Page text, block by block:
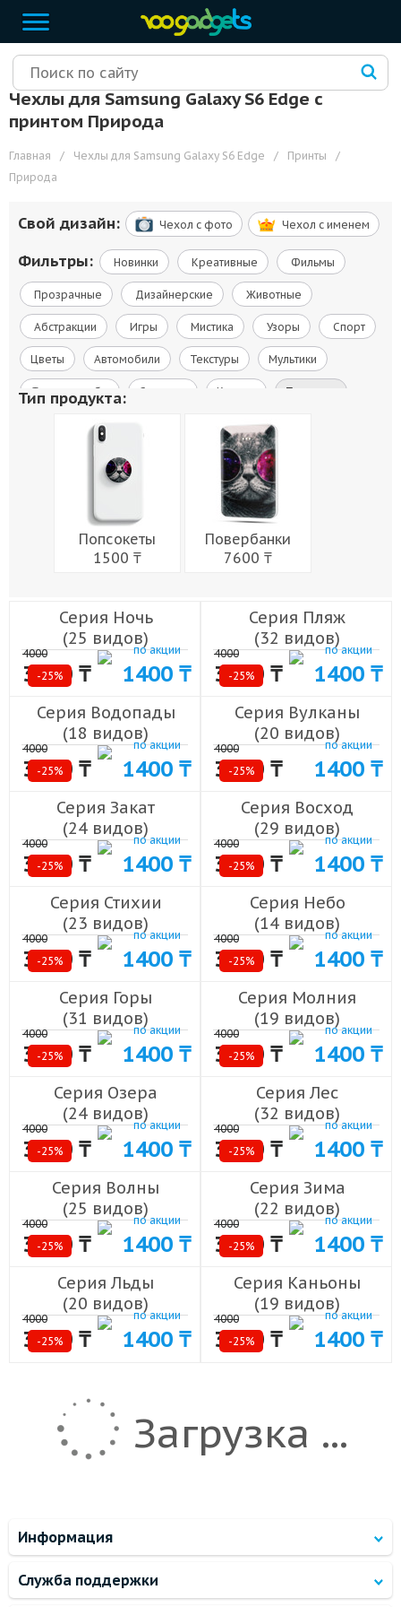
Чехлы для Samsung Galaxy S6 Edge с
принтом Природа
Главная / Чехлы для Samsung Galaxy S6 Edge / Принты
/
Природа
Свой дизайн: Чехол c фото Чехол c именем
Фильтры: Новинки Креативные Фильмы
Прозрачные Дизайнерские Животные
Абстракции Игры Мистика Узоры Спорт
Цветы Автомобили Текстуры Мультики
Флаги и гербы Сериалы Космос Природа
Мужчины
Еда Праздники
Тип продукта:
Попсокеты
1500 ₸
Повербанки
7600 ₸
Серия Ночь
(25 видов)
-25%
4000
3000 ₸
по акции
1400 ₸
Серия Пляж
(32 видов)
-25%
4000
3000 ₸
по акции
1400 ₸
Серия Водопады
(18 видов)
-25%
4000
3000 ₸
по акции
1400 ₸
Серия Вулканы
(20 видов)
-25%
4000
3000 ₸
по акции
1400 ₸
Серия Закат
(24 видов)
-25%
4000
3000 ₸
по акции
1400 ₸
Серия Восход
(29 видов)
-25%
4000
3000 ₸
по акции
1400 ₸
Серия Стихии
(23 видов)
-25%
4000
3000 ₸
по акции
1400 ₸
Серия Небо
(14 видов)
-25%
4000
3000 ₸
по акции
1400 ₸
Серия Горы
(31 видов)
-25%
4000
3000 ₸
по акции
1400 ₸
Серия Молния
(19 видов)
-25%
4000
3000 ₸
по акции
1400 ₸
Серия Озера
(24 видов)
-25%
4000
3000 ₸
по акции
1400 ₸
Серия Лес
(32 видов)
-25%
4000
3000 ₸
по акции
1400 ₸
Серия Волны
(25 видов)
-25%
4000
3000 ₸
по акции
1400 ₸
Серия Зима
(22 видов)
-25%
4000
3000 ₸
по акции
1400 ₸
Серия Льды
(20 видов)
-25%
4000
3000 ₸
по акции
1400 ₸
Серия Каньоны
(19 видов)
-25%
4000
3000 ₸
по акции
1400 ₸
Загрузка ...
Информация
Служба поддержки